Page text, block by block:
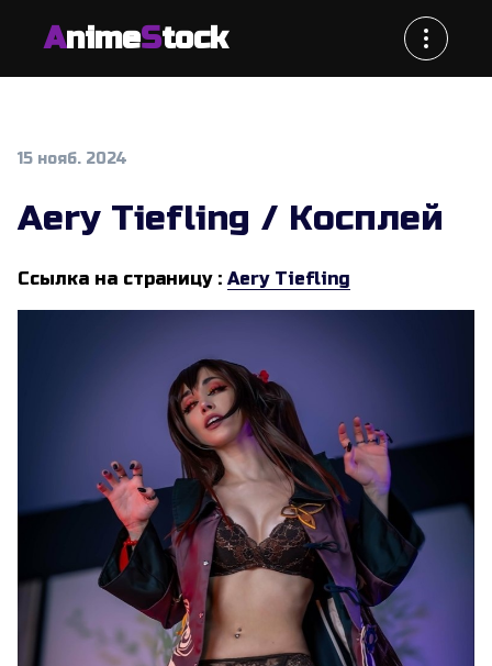
AnimeStock
15 нояб. 2024
Aery Tiefling / Косплей
Ссылка на страницу : Aery Tiefling